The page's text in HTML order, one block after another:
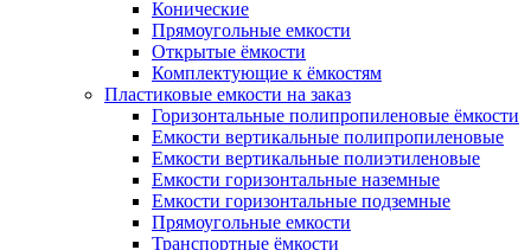
Конические
Прямоугольные емкости
Открытые ёмкости
Комплектующие к ёмкостям
Пластиковые емкости на заказ
Горизонтальные полипропиленовые ёмкости
Емкости вертикальные полипропиленовые
Емкости вертикальные полиэтиленовые
Емкости горизонтальные наземные
Емкости горизонтальные подземные
Прямоугольные емкости
Транспортные ёмкости